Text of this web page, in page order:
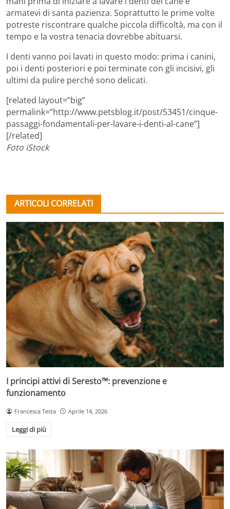
armatevi di santa pazienza. Soprattutto le prime volte
potreste riscontrare qualche piccola difficoltà, ma con il
tempo e la vostra tenacia dovrebbe abituarsi.
I denti vanno poi lavati in questo modo: prima i canini,
poi i denti posteriori e poi terminate con gli incisivi, gli
ultimi da pulire perché sono delicati.
[related layout=”big”
permalink=”http://www.petsblog.it/post/53451/cinque-
passaggi-fondamentali-per-lavare-i-denti-al-cane”]
[/related]
Foto iStock
ARTICOLI CORRELATI
I principi attivi di Seresto™: prevenzione e
funzionamento
Francesca Testa Aprile 14, 2026
Leggi di più